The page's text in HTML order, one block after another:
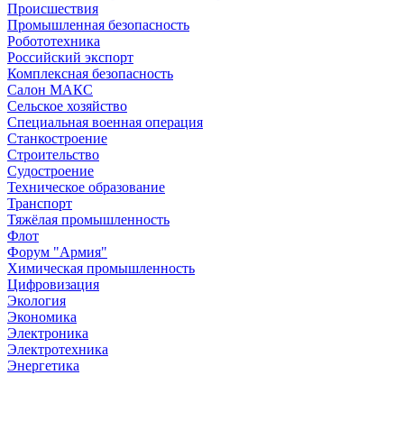
Происшествия
Промышленная безопасность
Робототехника
Российский экспорт
Комплексная безопасность
Салон МАКС
Сельское хозяйство
Специальная военная операция
Станкостроение
Строительство
Судостроение
Техническое образование
Транспорт
Тяжёлая промышленность
Флот
Форум "Армия"
Химическая промышленность
Цифровизация
Экология
Экономика
Электроника
Электротехника
Энергетика